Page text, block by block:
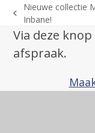
previous
post:
Nieuwe collectie
Inbane!
Via deze
afspraak.